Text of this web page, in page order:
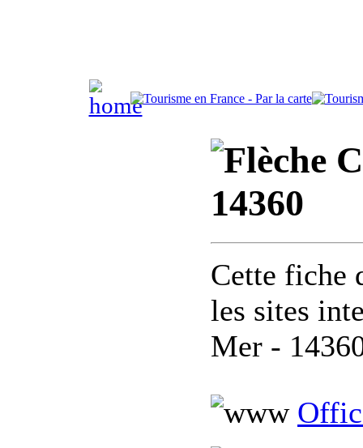
14360
Cette fiche
les sites
Mer -